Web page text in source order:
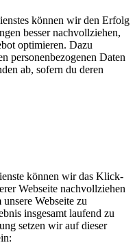
können wir den Erfolg
besser nachvollziehen,
optimieren. Dazu
personenbezogenen Daten
ab, sofern du deren
können wir das Klick-
Webseite nachvollziehen
Webseite zu
insgesamt laufend zu
setzen wir auf dieser